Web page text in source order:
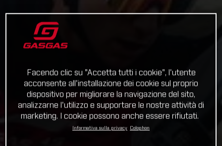
Facendo clic su "Accetta tutti i cookie", l'utente
acconsente all'installazione dei cookie sul proprio
dispositivo per migliorare la navigazione del sito,
analizzarne l'utilizzo e supportare le nostre attività di
marketing. I cookie possono anche essere rifiutati.
Informativa sulla privacy Colophon